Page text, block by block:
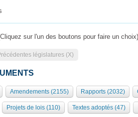
organes
l'Assemblée
des Présidents Bureau Collège des
palais Bourbon
sur l'un des boutons pour faire un choix)
législatures (X)
Amendements (2155) Rapports (2032)
Projets de lois (110) Textes adoptés (47)